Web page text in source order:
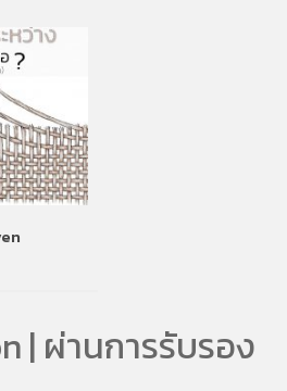
| ผ่านการรับรอง